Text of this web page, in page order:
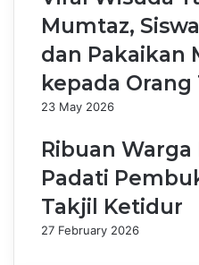
Mumtaz,
dan Pakaikan
kepada Orang
23 May 2026
Ribuan
Padati
Takjil Ketidur
27 February 2026